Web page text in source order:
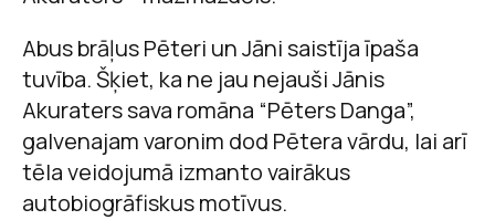
Abus brāļus Pēteri un Jāni saistīja īpaša
tuvība. Šķiet, ka ne jau nejauši Jānis
Akuraters sava romāna “Pēters Danga”,
galvenajam varonim dod Pētera vārdu, lai arī
tēla veidojumā izmanto vairākus
autobiogrāfiskus motīvus.